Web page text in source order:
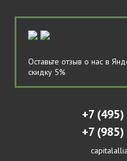
Оставьте отзыв о нас в
скидку 5%
+7
+7